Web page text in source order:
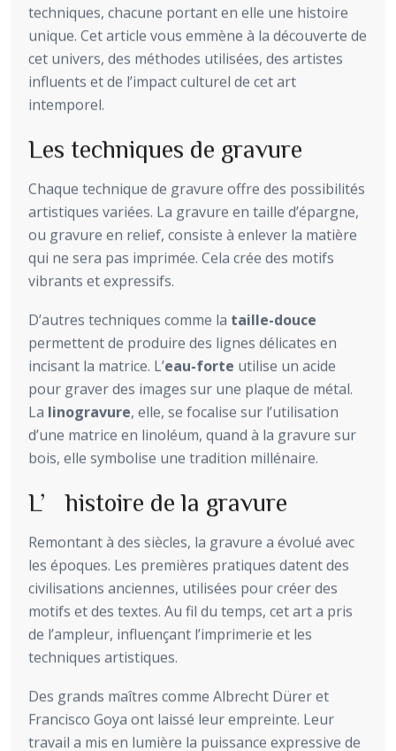
techniques, chacune portant en elle une histoire
unique. Cet article vous emmène à la découverte de
cet univers, des méthodes utilisées, des artistes
influents et de l’impact culturel de cet art
intemporel.
Les techniques de gravure
Chaque technique de gravure offre des possibilités
artistiques variées. La gravure en taille d’épargne,
ou gravure en relief, consiste à enlever la matière
qui ne sera pas imprimée. Cela crée des motifs
vibrants et expressifs.
D’autres techniques comme la taille-douce
permettent de produire des lignes délicates en
incisant la matrice. L’eau-forte utilise un acide
pour graver des images sur une plaque de métal.
La linogravure, elle, se focalise sur l’utilisation
d’une matrice en linoléum, quand à la gravure sur
bois, elle symbolise une tradition millénaire.
L’histoire de la gravure
Remontant à des siècles, la gravure a évolué avec
les époques. Les premières pratiques datent des
civilisations anciennes, utilisées pour créer des
motifs et des textes. Au fil du temps, cet art a pris
de l’ampleur, influençant l’imprimerie et les
techniques artistiques.
Des grands maîtres comme Albrecht Dürer et
Francisco Goya ont laissé leur empreinte. Leur
travail a mis en lumière la puissance expressive de